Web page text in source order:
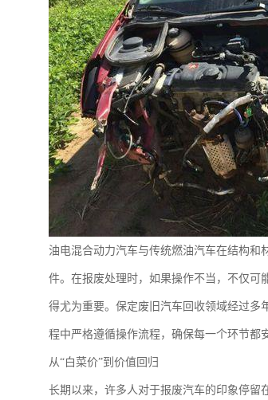
油电混合动力汽车与传统燃油汽车在结构和
件。在报废处理时，如果操作不当，不仅可
得尤为重要。保定废旧汽车回收领域经过多
程中严格遵循操作流程，确保每一个环节都
从“白菜价”到价值回归
长期以来，许多人对于报废汽车的印象停留